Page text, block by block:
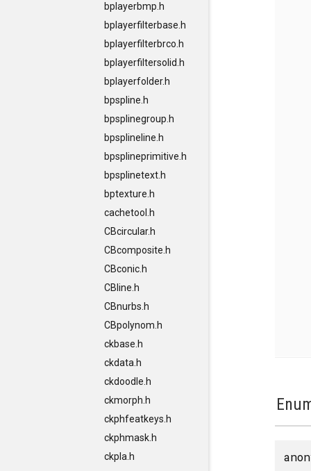
bplayerbmp.h
bplayerfilterbase.h
bplayerfilterbrco.h
bplayerfiltersolid.h
bplayerfolder.h
bpspline.h
bpsplinegroup.h
bpsplineline.h
bpsplineprimitive.h
bpsplinetext.h
bptexture.h
cachetool.h
CBcircular.h
CBcomposite.h
CBconic.h
CBline.h
CBnurbs.h
CBpolynom.h
ckbase.h
ckdata.h
ckdoodle.h
ckmorph.h
ckphfeatkeys.h
ckphmask.h
ckpla.h